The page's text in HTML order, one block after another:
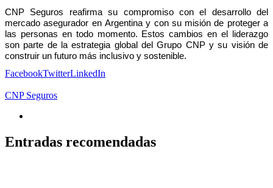
CNP Seguros reafirma su compromiso con el desarrollo del
mercado asegurador en Argentina y con su misión de proteger a
las personas en todo momento. Estos cambios en el liderazgo
son parte de la estrategia global del Grupo CNP y su visión de
construir un futuro más inclusivo y sostenible.
FacebookTwitterLinkedIn
CNP Seguros
Entradas recomendadas